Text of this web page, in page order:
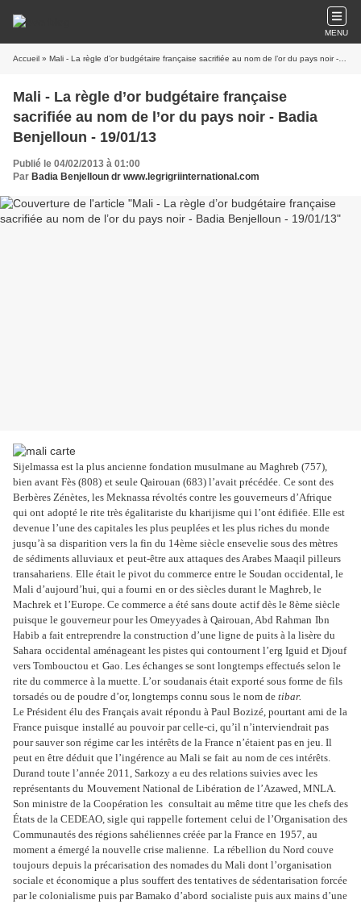
MENU
Accueil » Mali - La règle d’or budgétaire française sacrifiée au nom de l’or du pays noir - Badia Benjelloun - 19/01/13
Mali - La règle d’or budgétaire française
sacrifiée au nom de l’or du pays noir - Badia
Benjelloun - 19/01/13
Publié le 04/02/2013 à 01:00
Par Badia Benjelloun dr www.legrigriinternational.com
Sijelmassa est la plus ancienne fondation musulmane au Maghreb (757),
bien avant Fès (808) et seule Qairouan (683) l’avait précédée. Ce sont des
Berbères Zénètes, les Meknassa révoltés contre les gouverneurs d’Afrique
qui ont adopté le rite très égalitariste du kharijisme qui l’ont édifiée. Elle est
devenue l’une des capitales les plus peuplées et les plus riches du monde
jusqu’à sa disparition vers la fin du 14ème siècle ensevelie sous des mètres
de sédiments alluviaux et peut-être aux attaques des Arabes Maaqil pilleurs
transahariens. Elle était le pivot du commerce entre le Soudan occidental, le
Mali d’aujourd’hui, qui a fourni en or des siècles durant le Maghreb, le
Machrek et l’Europe. Ce commerce a été sans doute actif dès le 8ème siècle
puisque le gouverneur pour les Omeyyades à Qairouan, Abd Rahman Ibn
Habib a fait entreprendre la construction d’une ligne de puits à la lisère du
Sahara occidental aménageant les pistes qui contournent l’erg Iguid et Djouf
vers Tombouctou et Gao. Les échanges se sont longtemps effectués selon le
rite du commerce à la muette. L’or soudanais était exporté sous forme de fils
torsadés ou de poudre d’or, longtemps connu sous le nom de tibar.
Le Président élu des Français avait répondu à Paul Bozizé, pourtant ami de la
France puisque installé au pouvoir par celle-ci, qu’il n’interviendrait pas
pour sauver son régime car les intérêts de la France n’étaient pas en jeu. Il
peut en être déduit que l’ingérence au Mali se fait au nom de ces intérêts.
Durand toute l’année 2011, Sarkozy a eu des relations suivies avec les
représentants du Mouvement National de Libération de l’Azawed, MNLA.
Son ministre de la Coopération les consultait au même titre que les chefs des
États de la CEDEAO, sigle qui rappelle fortement celui de l’Organisation des
Communautés des régions sahéliennes créée par la France en 1957, au
moment a émergé la nouvelle crise malienne. La rébellion du Nord couve
toujours depuis la précarisation des nomades du Mali dont l’organisation
sociale et économique a plus souffert des tentatives de sédentarisation forcée
par le colonialisme puis par Bamako d’abord socialiste puis aux mains d’une